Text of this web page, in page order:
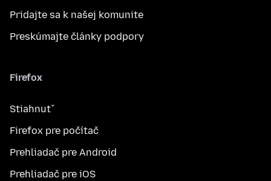
Pridajte sa k našej komunite
Preskúmajte články podpory
Firefox
Stiahnuť
Firefox pre počítač
Prehliadač pre Android
Prehliadač pre iOS